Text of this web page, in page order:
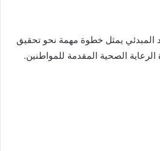
المبدئي يمثل خطوة مهمة نحو تحقيق
الرعاية الصحية المقدمة للمواطنين.